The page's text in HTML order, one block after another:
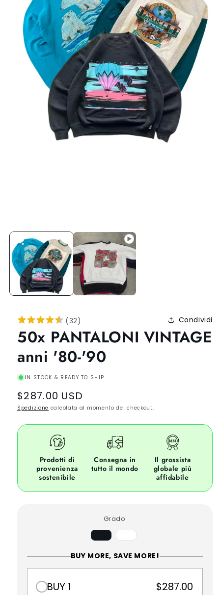
(32) Condividi
50x PANTALONI VINTAGE
anni '80-'90
IN STOCK & READY TO SHIP
Regular
price
$287.00 USD
Spedizione calcolata al momento del checkout.
Prodotti di
provenienza
sostenibile
Consegna in
tutto il mondo
Il grossista
globale più
affidabile
Grado
BVariant
o
non
disponibile
BUY MORE, SAVE MORE!
BUY 1 $287.00